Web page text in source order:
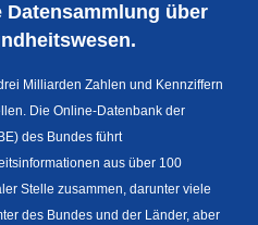
über
Milliarden Zahlen und Kennziffern
Die Online-Datenbank der
des Bundes führt
aus über 100
Stelle zusammen, darunter viele
des Bundes und der Länder, aber